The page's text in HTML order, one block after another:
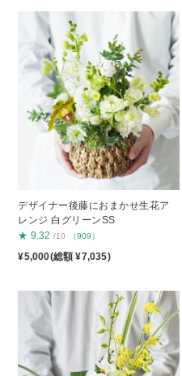
デザイナー後藤におまかせ生花ア
レンジ 白グリーンSS
★ 9.32 /10 （909）
¥5,000(総額 ¥7,035)